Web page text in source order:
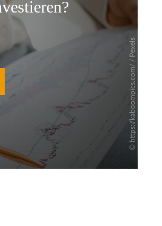
Überspringen